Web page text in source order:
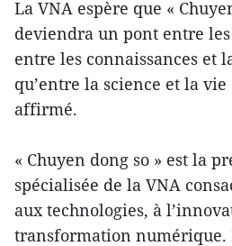
La VNA espère que «
deviendra un pont entre les
entre les connaissances et
qu’entre la science et la
affirmé.
« Chuyen dong so » est la
spécialisée de la VNA
aux technologies, à
transformation numérique.